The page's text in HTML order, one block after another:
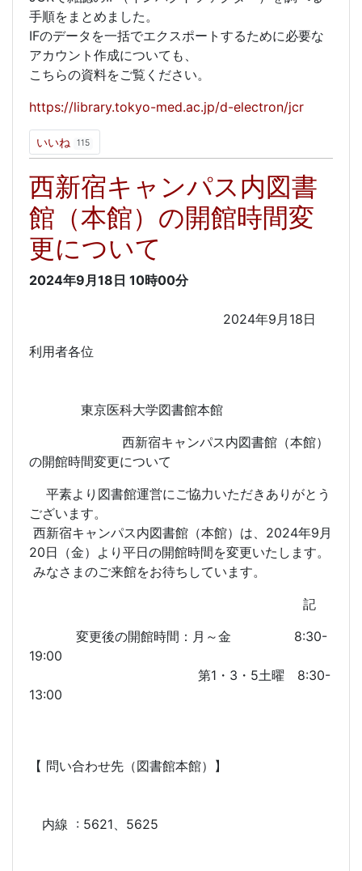
手順をまとめました。
IFのデータを一括でエクスポートするために必要な
アカウント作成についても、
こちらの資料をご覧ください。
https://library.tokyo-med.ac.jp/d-electron/jcr
いいね 115
西新宿キャンパス内図書
館（本館）の開館時間変
更について
2024年9月18日 10時00分
2024年9月18日
利用者各位
東京医科大学図書館本館
西新宿キャンパス内図書館（本館）
の開館時間変更について
平素より図書館運営にご協力いただきありがとう
ございます。
西新宿キャンパス内図書館（本館）は、2024年9月
20日（金）より平日の開館時間を変更いたします。
みなさまのご来館をお待ちしています。
記
変更後の開館時間：月～金 8:30-
19:00
第1・3・5土曜 8:30-
13:00
【 問い合わせ先（図書館本館）】
内線 : 5621、5625